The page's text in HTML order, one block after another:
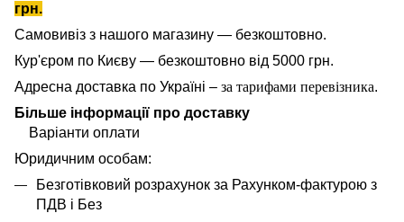
грн.
Самовивіз з нашого магазину — безкоштовно.
Кур'єром по Києву — безкоштовно від 5000 грн.
Адресна доставка по Україні – за тарифами перевізника.
Більше інформації про доставку
Варіанти оплати
Юридичним особам:
Безготівковий розрахунок за Рахунком-фактурою з
ПДВ і Без